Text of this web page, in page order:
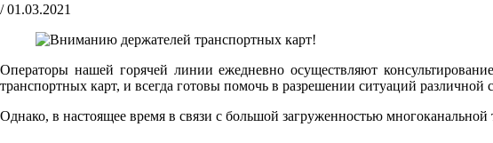
/ 01.03.2021
Операторы нашей горячей линии ежедневно осуществляют
транспортных карт, и всегда готовы помочь в разрешении ситуаций различной
Однако, в настоящее время в связи с большой загруженностью